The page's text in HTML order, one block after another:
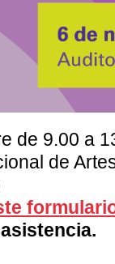
de 9.00 a
de